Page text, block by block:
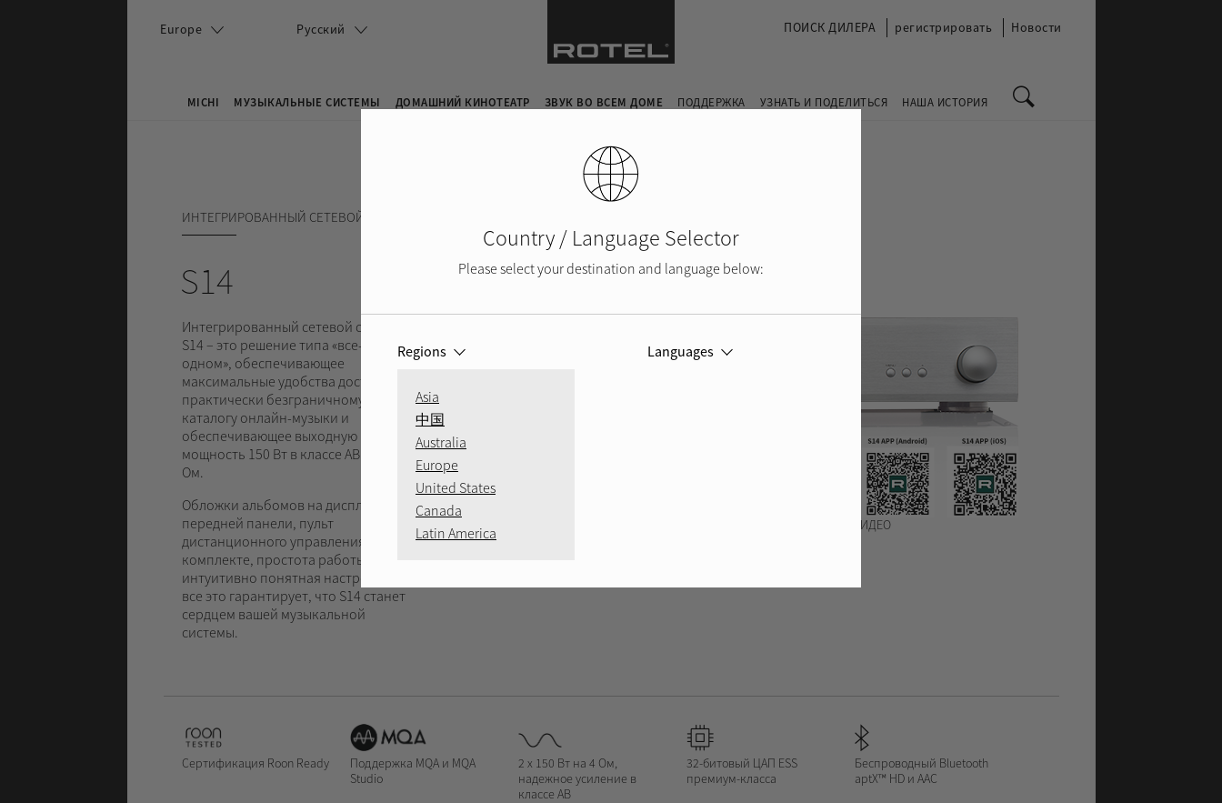
MICHI МУЗЫКАЛЬНЫЕ СИСТЕМЫ ДОМАШНИЙ КИНОТЕАТР ЗВУК ВО ВСЕМ ДОМЕ ПОДДЕРЖКА УЗНАТЬ И ПОДЕЛИТЬСЯ НАША ИСТОРИЯ
Europe Русский ПОИСК ДИЛЕРА регистрировать Новости
ИНТЕГРИРОВАННЫЙ СЕТЕВОЙ СТРИМЕР
ВИДЕО
S14
Интегрированный сетевой стример
S14 – это решение типа «все-в-
одном», обеспечивающее
максимальные удобства доступа к
практически безграничному
каталогу онлайн-музыки и
обеспечивающее выходную
мощность 150 Вт в классе AB на 4
Ом.
Обложки альбомов на дисплее
передней панели, пульт
дистанционного управления в
комплекте, простота работы и
интуитивно понятная настройка –
все это гарантирует, что S14 станет
сердцем вашей музыкальной
системы.
Сертификация Roon Ready
Поддержка MQA и MQA
Studio
2 x 150 Вт на 4 Ом,
надежное усиление в
классе AB
32-битовый ЦАП ESS
премиум-класса
Беспроводный Bluetooth
aptX™ HD и AAC
Country / Language Selector
Please select your destination and language below:
Regions
Asia
中国
Australia
Europe
United States
Canada
Latin America
Languages